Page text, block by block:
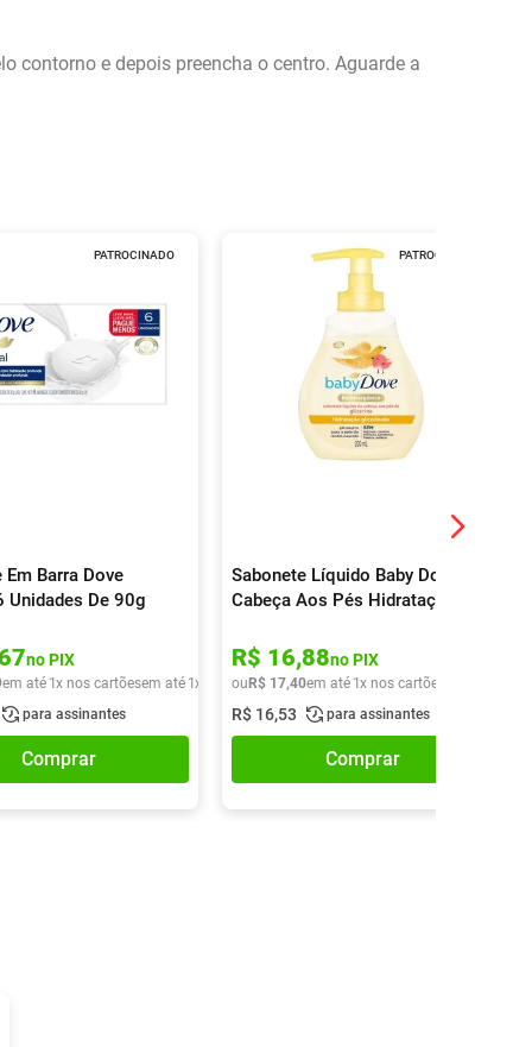
contorno e depois preencha o centro. Aguarde a
PATROCINADO
Em Barra Dove
Unidades De 90g
no PIX
em até 1x nos cartõesem até 1x de R$ 27,49
para assinantes
Comprar
PATROCINADO
Sabonete Líquido Baby Dove Da
Cabeça Aos Pés Hidratação
R$ 16,88no PIX
ou R$ 17,40em até 1x nos cartões
R$ 16,53 para assinantes
Comprar